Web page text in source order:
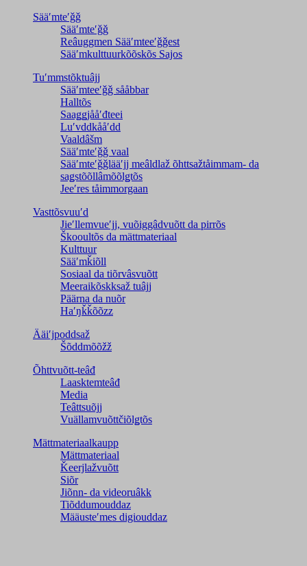
Sääʹmteʹǧǧ
Sääʹmteʹǧǧ
Reâuggmen Sääʹmteeʹǧǧest
Sääʹmkulttuurkõõskõs Sajos
Tuʹmmstõktuâjj
Sääʹmteeʹǧǧ sååbbar
Halltõs
Saaǥǥjååʹđteei
Luʹvddkååʹdd
Vaaldâšm
Sääʹmteʹǧǧ vaal
Sääʹmteʹǧǧlääʹjj meâldlaž õhttsažtåimmam- da
saǥstõõllâmõõlǥtõs
Jeeʹres tåimmorgaan
Vasttõsvuuʹd
Jieʹllemvueʹjj, vuõiggâdvuõtt da pirrõs
Škooultõs da mättmateriaal
Kulttuur
Sääʹmǩiõll
Sosiaal da tiõrvâsvuõtt
Meeraikõskksaž tuâjj
Päärna da nuõr
Haʹŋǩǩõõzz
Ääiʹjpoddsaž
Šõddmõõžž
Õhttvuõtt-teâđ
Laasktemteâđ
Media
Teâttsuõjj
Vuällamvuõttčiõlǥtõs
Mättmateriaalkaupp
Mättmateriaal
Ǩeerjlažvuõtt
Siõr
Jiõnn- da videoruâkk
Tiõddumouddaz
Määusteʹmes digiouddaz